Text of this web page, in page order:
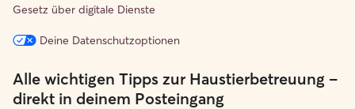
Gesetz über digitale Dienste
Deine Datenschutzoptionen
Alle wichtigen Tipps zur Haustierbetreuung –
direkt in deinem Posteingang